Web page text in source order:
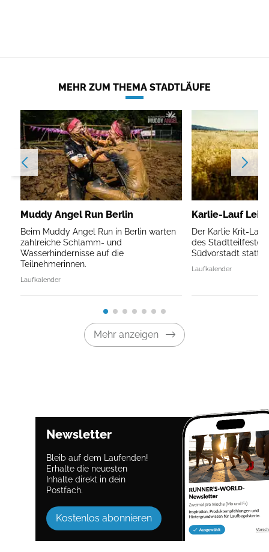
MEHR ZUM THEMA STADTLÄUFE
Muddy Angel Run Berlin
Beim Muddy Angel Run in Berlin warten
zahlreiche Schlamm- und
Wasserhindernisse auf die
Teilnehmerinnen.
Laufkalender
Karlie-Lauf
Der Karlie Krit-
des Stadtteilfestes
Südvorstadt statt.
Laufkalender
Mehr anzeigen
Newsletter
Bleib auf dem Laufenden!
Erhalte die neuesten
Inhalte direkt in dein
Postfach.
Kostenlos abonnieren